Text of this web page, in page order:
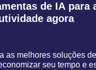
de IA para
agora
as melhores soluções
seu tempo e